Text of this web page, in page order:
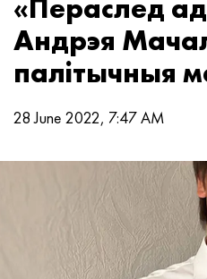
«Пераслед
Андрэя
палітычныя
28 June 2022, 7:47 AM